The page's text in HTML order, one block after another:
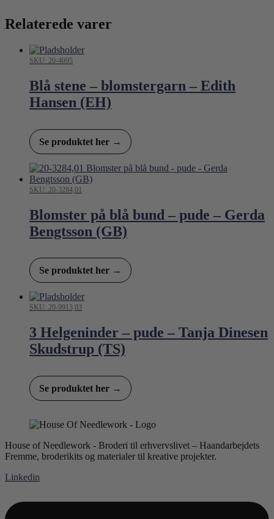
Relaterede varer
SKU: 20-4095
Blå stene – blomstergarn – Edith
Hansen (EH)
Se produktet her →
SKU: 20-3284,01
Blomster på blå bund – pude – Gerda
Bengtsson (GB)
Se produktet her →
SKU: 20-9913,03
3 Helgeninder – pude – Tanja Dinesen
Skudstrup (TS)
Se produktet her →
House of Needlework - Broderi til erhvervslivet – Haandarbejdets
Fremme, broderikits og materialer til kreative projekter.
Linkedin